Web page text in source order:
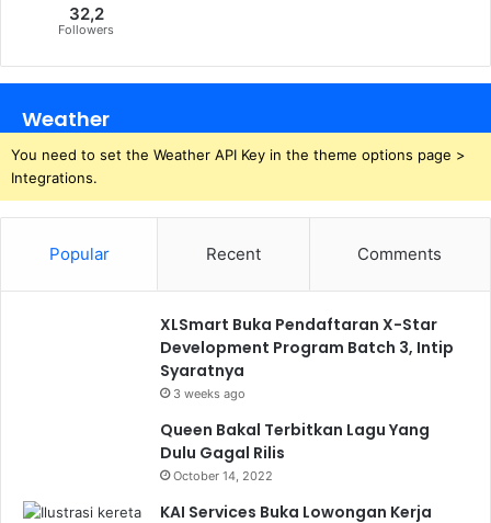
32,2
Followers
Weather
You need to set the Weather API Key in the theme options page >
Integrations.
Popular Recent Comments
XLSmart Buka Pendaftaran X-Star
Development Program Batch 3, Intip
Syaratnya
3 weeks ago
Queen Bakal Terbitkan Lagu Yang
Dulu Gagal Rilis
October 14, 2022
KAI Services Buka Lowongan Kerja